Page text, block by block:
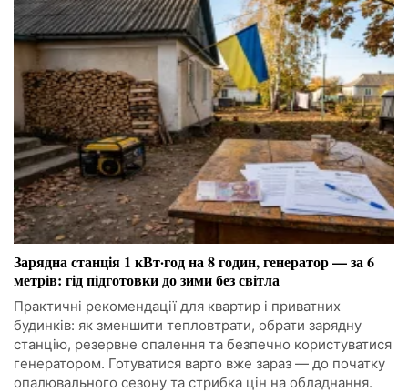
Зарядна станція 1 кВт·год на 8 годин, генератор — за 6
метрів: гід підготовки до зими без світла
Практичні рекомендації для квартир і приватних
будинків: як зменшити тепловтрати, обрати зарядну
станцію, резервне опалення та безпечно користуватися
генератором. Готуватися варто вже зараз — до початку
опалювального сезону та стрибка цін на обладнання.